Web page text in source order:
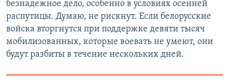
безнадежное дело, особенно в условиях осенней
распутицы. Думаю, не рискнут. Если белорусские
войска вторгнутся при поддержке девяти тысяч
мобилизованных, которые воевать не умеют, они
будут разбиты в течение нескольких дней.